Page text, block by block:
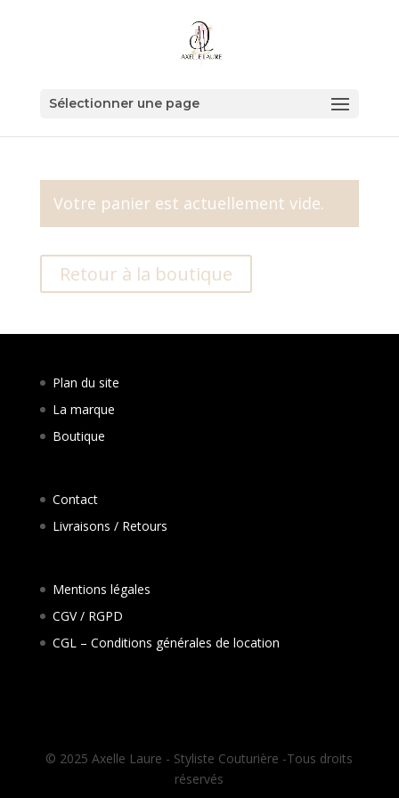
Sélectionner une page
Votre panier est actuellement vide.
Retour à la boutique
Plan du site
La marque
Boutique
Contact
Livraisons / Retours
Mentions légales
CGV / RGPD
CGL – Conditions générales de location
© 2025 Axelle Laure - Styliste Couturière -Tous droits
réservés